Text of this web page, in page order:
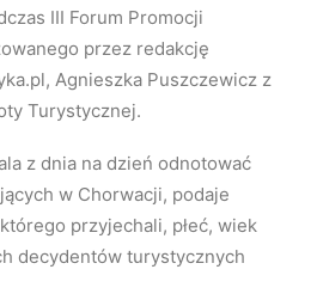
III Forum Promocji
przez redakcję
Agnieszka Puszczewicz z
Turystycznej.
z dnia na dzień odnotować
w Chorwacji, podaje
przyjechali, płeć, wiek
decydentów turystycznych